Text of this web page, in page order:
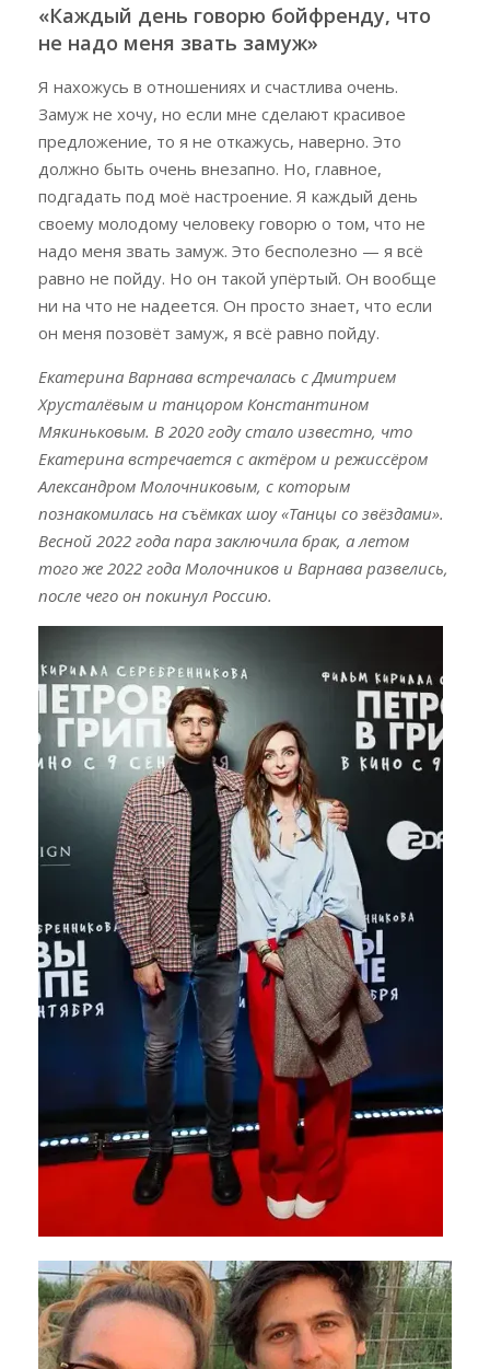
«Каждый день говорю бойфренду, что
не надо меня звать замуж»
Я нахожусь в отношениях и счастлива очень.
Замуж не хочу, но если мне сделают красивое
предложение, то я не откажусь, наверно. Это
должно быть очень внезапно. Но, главное,
подгадать под моё настроение. Я каждый день
своему молодому человеку говорю о том, что не
надо меня звать замуж. Это бесполезно — я всё
равно не пойду. Но он такой упёртый. Он вообще
ни на что не надеется. Он просто знает, что если
он меня позовёт замуж, я всё равно пойду.
Екатерина Варнава встречалась с Дмитрием
Хрусталёвым и танцором Константином
Мякиньковым. В 2020 году стало известно, что
Екатерина встречается с актёром и режиссёром
Александром Молочниковым, с которым
познакомилась на съёмках шоу «Танцы со звёздами».
Весной 2022 года пара заключила брак, а летом
того же 2022 года Молочников и Варнава развелись,
после чего он покинул Россию.